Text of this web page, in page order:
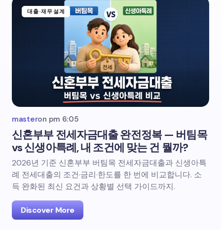
대출·재무설계
masteron pm 6:05
신혼부부 전세자금대출 완전정복 — 버팀목
vs 신생아특례, 내 조건에 맞는 건 뭘까?
2026년 기준 신혼부부 버팀목 전세자금대출과 신생아특
례 전세대출의 조건·금리·한도를 한 번에 비교합니다. 소
득 완화된 최신 요건과 상황별 선택 가이드까지.
Discover More